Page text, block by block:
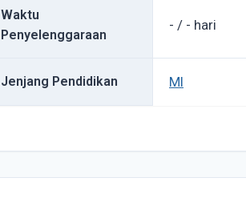
Waktu
Penyelenggaraan
- / - hari
Jenjang Pendidikan MI